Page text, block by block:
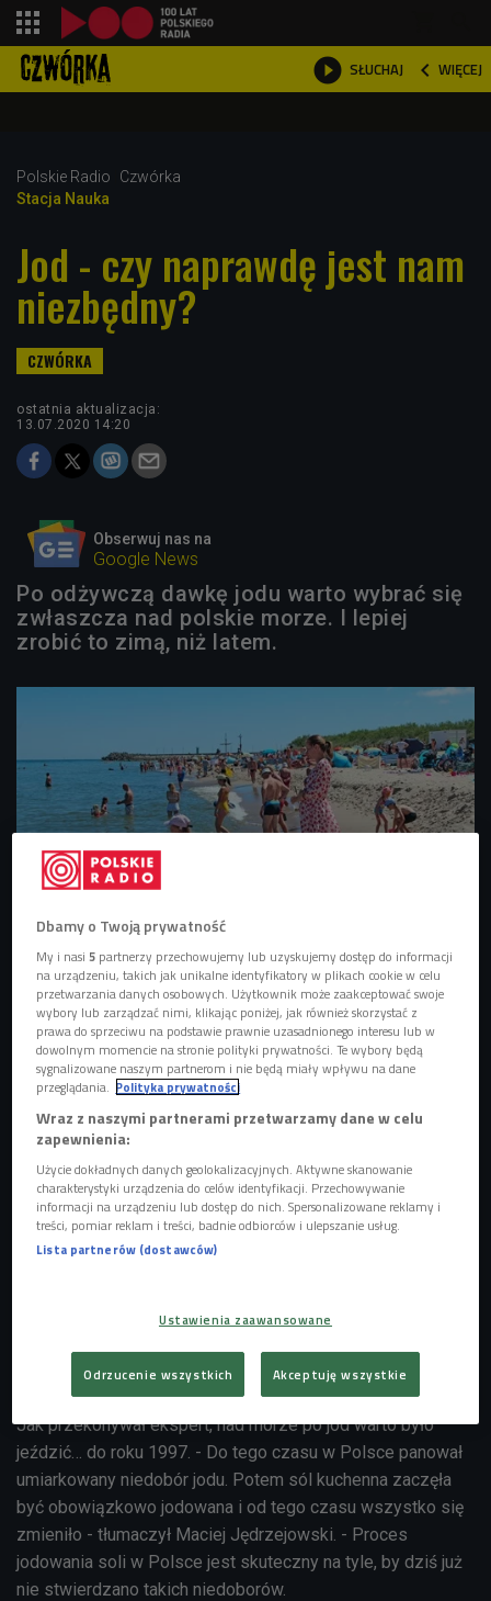
 SŁUCHAJ  WIĘCEJ

Polskie Radio
Czwórka
Stacja Nauka
Jod - czy naprawdę jest nam
niezbędny?
ostatnia aktualizacja:
13.07.2020 14:20
Obserwuj nas na
Google News
Po odżywczą dawkę jodu warto wybrać się
zwłaszcza nad polskie morze. I lepiej
zrobić to zimą, niż latem.
zdjęcie ilustracyjne Foto: Shutterstock/alexmak7
Człowiek potrzebuje niewiele jodu, bo zaledwie 200
mikrogramów dziennie. Jednak na terenach, gdzie
występuje jego niedobór, trudno nawet o taką dawkę. - Jod
wychwytywany jest chętnie przez algi i inne rośliny morskie,
dlatego rzeczywiście nad morzem jest go najwięcej -
przekonuje endokrynolog, Maciej Jędrzejowski. - Gdy algi
wyrzucane są przez fale na morski brzeg, jod przedostaje
się do powietrza.
POSŁUCHAJ
Jak przekonywał ekspert, nad morze po jod warto było
jeździć… do roku 1997. - Do tego czasu w Polsce panował
umiarkowany niedobór jodu. Potem sól kuchenna zaczęła
być obowiązkowo jodowana i od tego czasu wszystko się
zmieniło - tłumaczył Maciej Jędrzejowski. - Proces
jodowania soli w Polsce jest skuteczny na tyle, by dziś już
nie stwierdzano takich niedoborów.
Dbamy o Twoją prywatność
My i nasi5 partnerzy przechowujemy lub uzyskujemy dostęp do informacji
na urządzeniu, takich jak unikalne identyfikatory w plikach cookie w celu
przetwarzania danych osobowych. Użytkownik może zaakceptować swoje
wybory lub zarządzać nimi, klikając poniżej, jak również skorzystać z
prawa do sprzeciwu na podstawie prawnie uzasadnionego interesu lub w
dowolnym momencie na stronie polityki prywatności. Te wybory będą
sygnalizowane naszym partnerom i nie będą miały wpływu na dane
przeglądania. Polityka prywatności
Wraz z naszymi partnerami przetwarzamy dane w celu
zapewnienia:
Użycie dokładnych danych geolokalizacyjnych. Aktywne skanowanie
charakterystyki urządzenia do celów identyfikacji. Przechowywanie
informacji na urządzeniu lub dostęp do nich. Spersonalizowane reklamy i
treści, pomiar reklam i treści, badnie odbiorców i ulepszanie usług.
Lista partnerów (dostawców)
Ustawienia zaawansowane
Odrzucenie wszystkich Akceptuję wszystkie